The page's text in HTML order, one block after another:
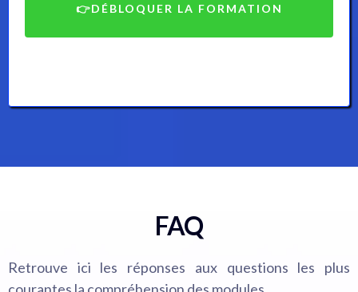
👉DÉBLOQUER LA FORMATION
FAQ
Retrouve ici les réponses aux questions les plus